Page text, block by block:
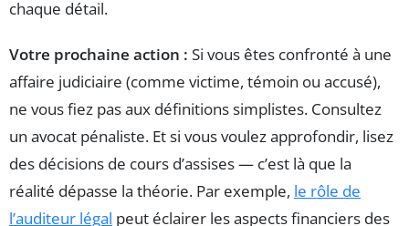
chaque détail.
Votre prochaine action : Si vous êtes confronté à une
affaire judiciaire (comme victime, témoin ou accusé),
ne vous fiez pas aux définitions simplistes. Consultez
un avocat pénaliste. Et si vous voulez approfondir, lisez
des décisions de cours d’assises — c’est là que la
réalité dépasse la théorie. Par exemple, le rôle de
l’auditeur légal peut éclairer les aspects financiers des